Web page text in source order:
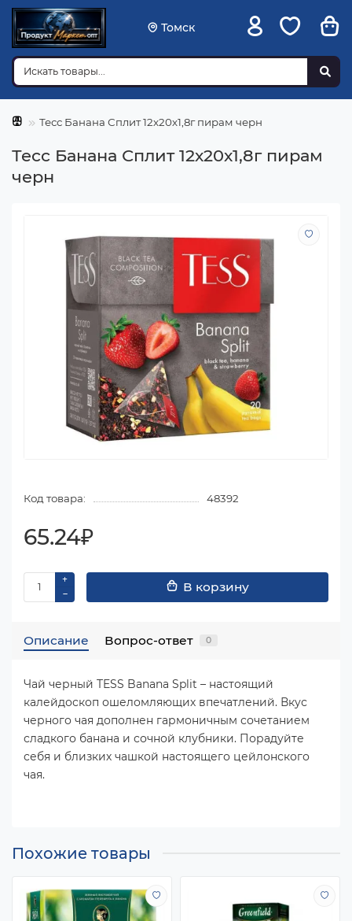
Томск
Тесс Банана Сплит 12х20х1,8г пирам черн
Тесс Банана Сплит 12х20х1,8г пирам
черн
Код товара: 48392
65.24₽
В корзину
Описание Вопрос-ответ 0
Чай черный TESS Banana Split – настоящий
калейдоскоп ошеломляющих впечатлений. Вкус
черного чая дополнен гармоничным сочетанием
сладкого банана и сочной клубники. Порадуйте
себя и близких чашкой настоящего цейлонского
чая.
Похожие товары